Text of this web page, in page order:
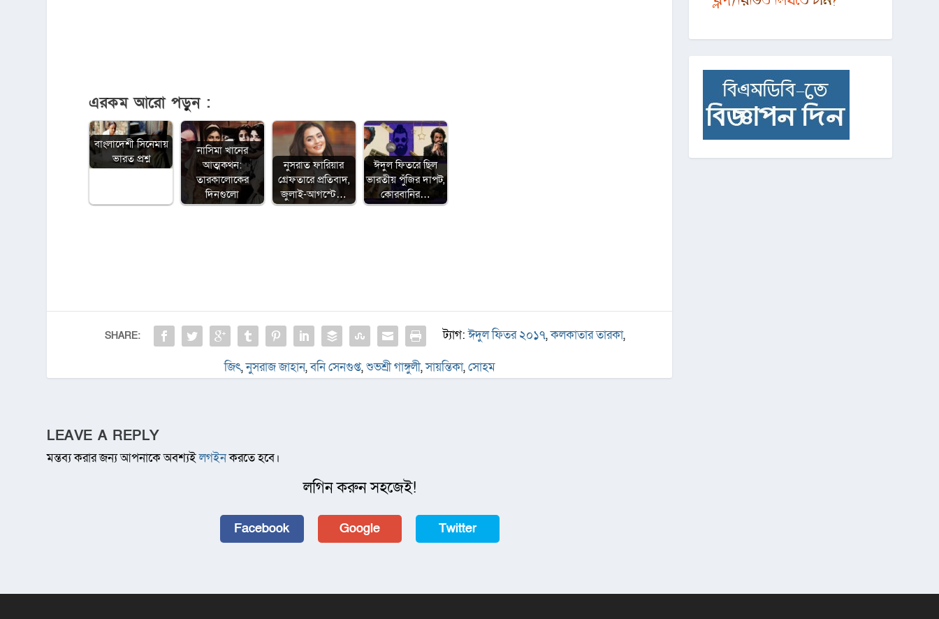
এরকম আরো পড়ুন :
বাংলাদেশী সিনেমায়
ভারত প্রশ্ন
নাসিমা খানের
আত্মকথন:
তারকালোকের
দিনগুলো
নুসরাত ফারিয়ার
গ্রেফতারে প্রতিবাদ,
জুলাই-আগস্টে…
ঈদুল ফিতরে ছিল
ভারতীয় পুঁজির দাপট,
কোরবানির…
SHARE: ট্যাগ:ঈদুল ফিতর ২০১৭,কলকাতার তারকা,
জিৎ,নুসরাজ জাহান,বনি সেনগুপ্ত,শুভশ্রী গাঙ্গুলী,সায়ন্তিকা,সোহম
LEAVE A REPLY
মন্তব্য করার জন্য আপনাকে অবশ্যইলগইনকরতে হবে।
লগিন করুন সহজেই!
Facebook Google Twitter